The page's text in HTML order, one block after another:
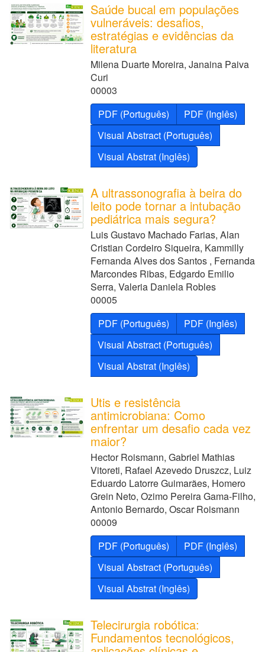
Saúde bucal em populações
vulneráveis: desafios,
estratégias e evidências da
literatura
Milena Duarte Moreira, Janaina Paiva
Curi
00003
PDF (Português)
PDF (Inglês)
Visual Abstract (Português)
Visual Abstrat (Inglês)
A ultrassonografia à beira do
leito pode tornar a intubação
pediátrica mais segura?
Luis Gustavo Machado Farias, Alan
Cristian Cordeiro Siqueira, Kammilly
Fernanda Alves dos Santos , Fernanda
Marcondes Ribas, Edgardo Emilio
Serra, Valeria Daniela Robles
00005
PDF (Português)
PDF (Inglês)
Visual Abstract (Português)
Visual Abstrat (Inglês)
Utis e resistência
antimicrobiana: Como
enfrentar um desafio cada vez
maior?
Hector Roismann, Gabriel Mathias
Vitoreti, Rafael Azevedo Druszcz, Luiz
Eduardo Latorre Guimarães, Homero
Grein Neto, Ozimo Pereira Gama-Filho,
Antonio Bernardo, Oscar Roismann
00009
PDF (Português)
PDF (Inglês)
Visual Abstract (Português)
Visual Abstrat (Inglês)
Telecirurgia robótica:
Fundamentos tecnológicos,